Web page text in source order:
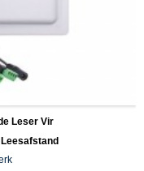
Leser Vir